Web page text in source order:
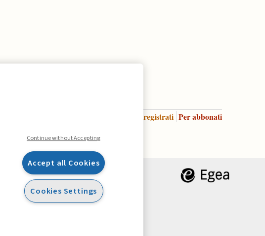
Per registrati Per abbonati
Continue without Accepting
Accept all Cookies
Cookies Settings